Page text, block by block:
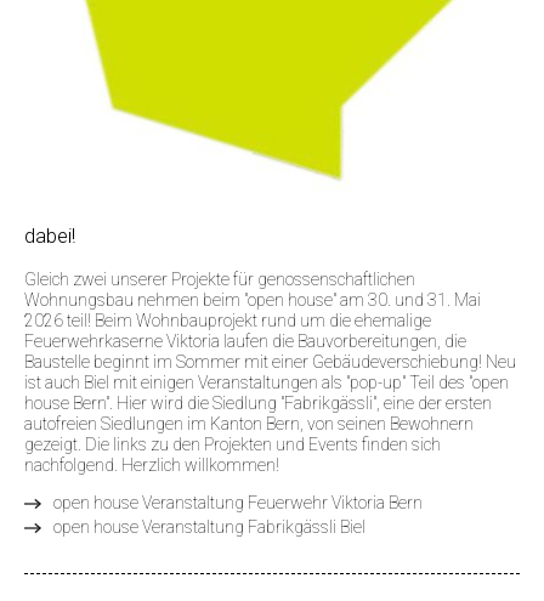
dabei!
Gleich zwei unserer Projekte für genossenschaftlichen
Wohnungsbau nehmen beim "open house" am 30. und 31. Mai
2026 teil! Beim Wohnbauprojekt rund um die ehemalige
Feuerwehrkaserne Viktoria laufen die Bauvorbereitungen, die
Baustelle beginnt im Sommer mit einer Gebäudeverschiebung! Neu
ist auch Biel mit einigen Veranstaltungen als "pop-up" Teil des "open
house Bern". Hier wird die Siedlung "Fabrikgässli", eine der ersten
autofreien Siedlungen im Kanton Bern, von seinen Bewohnern
gezeigt. Die links zu den Projekten und Events finden sich
nachfolgend. Herzlich willkommen!
open house Veranstaltung Feuerwehr Viktoria Bern
open house Veranstaltung Fabrikgässli Biel